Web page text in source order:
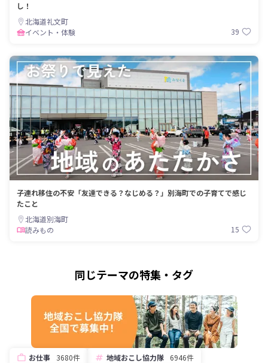
し！
北海道礼文町
イベント・体験
39
子連れ移住の不安「友達できる？なじめる？」別海町での子育てで感じ
たこと
北海道別海町
読みもの
15
同じテーマの特集・タグ
お仕事 3680件 地域おこし協力隊
6946件